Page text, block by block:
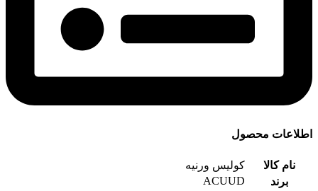
اطلاعات محصول
نام کالا
کولیس ورنیه
برند
ACUUD